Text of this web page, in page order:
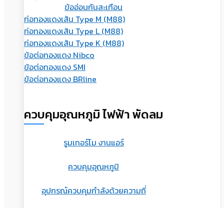
ข้ออ่อนกันสะเทือน
ท่อทองแดงเส้น Type M (M88)
ท่อทองแดงเส้น Type L (M88)
ท่อทองแดงเส้น Type K (M88)
ข้อต่อทองแดง Nibco
ข้อต่อทองแดง SMI
ข้อต่อทองแดง BRline
ควบคุมอุณหภูมิ ไฟฟ้า พัดลม
รูมเทอร์โม งานแอร์
ควบคุมอุณหภูมิ
อุปกรณ์ควบคุมกำลังด้วยความถี่